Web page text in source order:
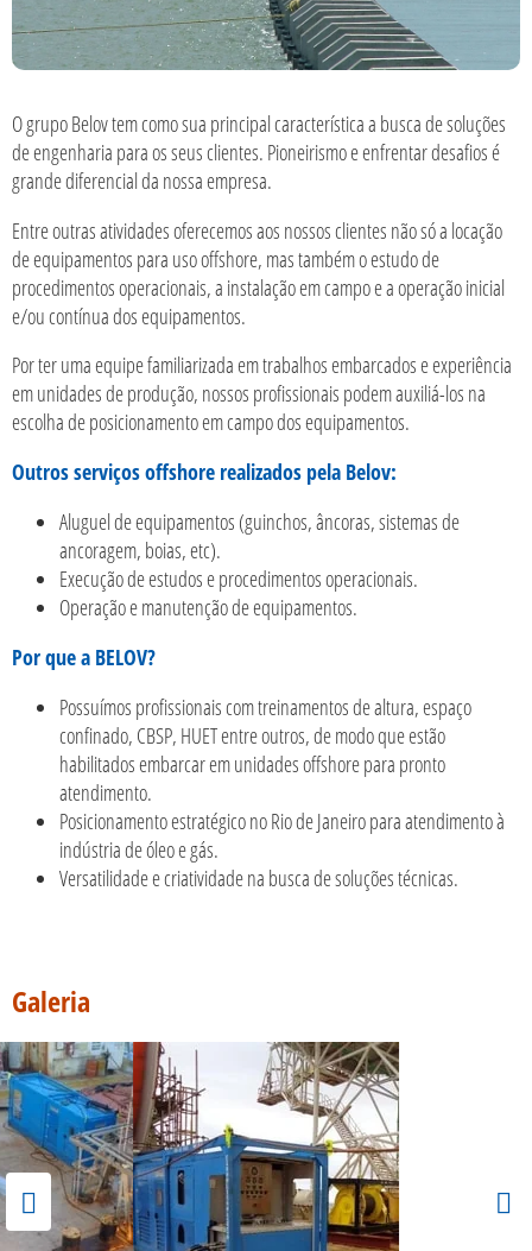
O grupo Belov tem como sua principal característica a busca de soluções
de engenharia para os seus clientes. Pioneirismo e enfrentar desafios é
grande diferencial da nossa empresa.
Entre outras atividades oferecemos aos nossos clientes não só a locação
de equipamentos para uso offshore, mas também o estudo de
procedimentos operacionais, a instalação em campo e a operação inicial
e/ou contínua dos equipamentos.
Por ter uma equipe familiarizada em trabalhos embarcados e experiência
em unidades de produção, nossos profissionais podem auxiliá-los na
escolha de posicionamento em campo dos equipamentos.
Outros serviços offshore realizados pela Belov:
Aluguel de equipamentos (guinchos, âncoras, sistemas de
ancoragem, boias, etc).
Execução de estudos e procedimentos operacionais.
Operação e manutenção de equipamentos.
Por que a BELOV?
Possuímos profissionais com treinamentos de altura, espaço
confinado, CBSP, HUET entre outros, de modo que estão
habilitados embarcar em unidades offshore para pronto
atendimento.
Posicionamento estratégico no Rio de Janeiro para atendimento à
indústria de óleo e gás.
Versatilidade e criatividade na busca de soluções técnicas.
Galeria